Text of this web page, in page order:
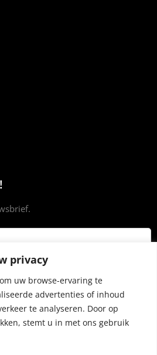
privacy
uw browse-ervaring te
advertenties of inhoud
te analyseren. Door op
stemt u in met ons gebruik